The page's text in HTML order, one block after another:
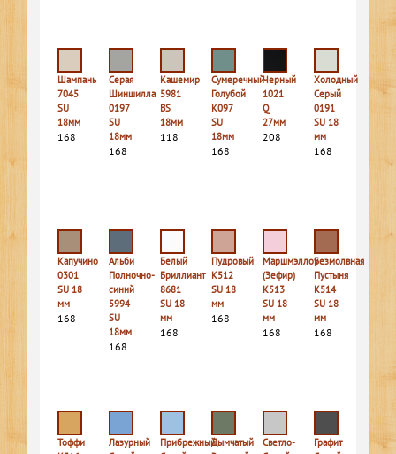
Шампань
7045
SU
18мм
168
Серая
Шиншилла
0197
SU
18мм
168
Кашемир
5981
BS
18мм
118
Сумеречный
Голубой
K097
SU
18мм
168
Черный
1021
Q
27мм
208
Холодный
Серый
0191
SU 18
мм
168
Капучино
0301
SU 18
мм
168
Альби
Полночно-
синий
5994
SU
18мм
168
Белый
Бриллиант
8681
SU 18
мм
168
Пудровый
К512
SU 18
мм
168
Маршмэллоу
(Зефир)
К513
SU 18
мм
168
Безмолвная
Пустыня
К514
SU 18
мм
168
Тоффи
Лазурный
ПрибрежныйДымчатый
Светло-
Графит